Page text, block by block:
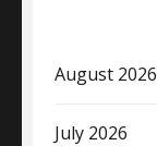
August 2026
July 2026